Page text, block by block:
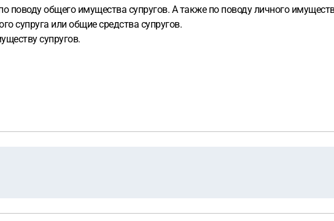
поводу общего имущества супругов. А также по поводу личного
супруга или общие средства супругов.
супругов.